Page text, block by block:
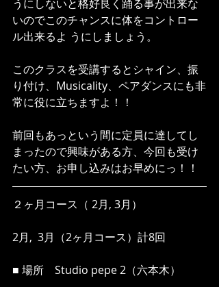
うにしないと格好良く踊る事が出来な
いのでこのチャンスに体をコントロー
ル出来るよ うにしましょう。
このクラスを受講するとシャイン、振
り付け、Musicality、ペアダンスにも非
常に役に立ちますよ！！
前回もあっという間に定員に達してし
まったので興味がある方、今回も受け
たい方、お申し込みはお早めにっ！！
２ヶ月コース（ 2月, 3月）
2月,  3月（2ヶ月コース）計8回
■ 場所　Studio pepe 2（六本木）